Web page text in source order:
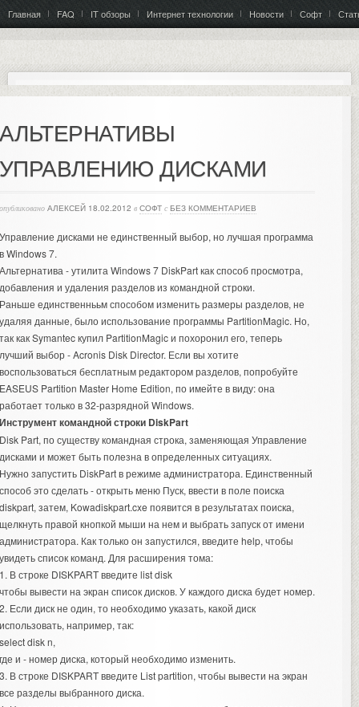
Главная FAQ IT обзоры Интернет технологии Новости Софт
ДИСКАМИ
АЛЕКСЕЙ 18.02.2012 в СОФТ с БЕЗ КОММЕНТАРИЕВ
дисками не единственный выбор, но лучшая программа
Windows 7.
- утилита Windows 7 DiskPart как способ просмотра,
и удаления разделов из командной строки.
единственнььм способом изменить размеры разделов, не
данные, было использование программы PartitionMagic. Но,
как Symantec купил PartitionMagic и похоронил его, теперь
выбор - Acronis Disk Director. Если вы хотите
бесплатным редактором разделов, попробуйте
Partition Master Home Edition, по имейте в виду: она
только в 32-разрядной Windows.
командной строки DiskPart
Part, по существу командная строка, заменяющая Управление
и может быть полезна в определенных ситуациях.
запустить DiskPart в режиме администратора. Единственный
это сделать - открыть меню Пуск, ввести в поле поиска
затем, Kowadiskpart.cxe появится в результатах поиска,
правой кнопкой мыши на нем и выбрать запуск от имени
Как только он запустился, введите help, чтобы
список команд. Для расширения тома:
В строке DISKPART введите list disk
вывести на экран список дисков. У каждого диска будет номер.
Если диск не один, то необходимо указать, какой диск
например, так:
disk n,
и - номер диска, который необходимо изменить.
В строке DISKPART введите List partition, чтобы вывести на экран
разделы выбранного диска.